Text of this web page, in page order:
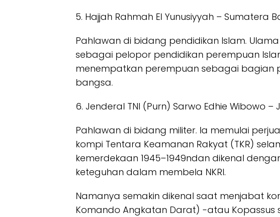
5. Hajjah Rahmah El Yunusiyyah – Sumatera
Pahlawan di bidang pendidikan Islam.
sebagai pelopor pendidikan perempuan
menempatkan perempuan sebagai bagian
bangsa.
6. Jenderal TNI (Purn) Sarwo Edhie Wibowo –
Pahlawan di bidang militer. Ia memulai
kompi Tentara Keamanan Rakyat (TKR)
kemerdekaan 1945–1949ndan dikenal
keteguhan dalam membela NKRI.
Namanya semakin dikenal saat menjabat
Komando Angkatan Darat) -atau Kopassus